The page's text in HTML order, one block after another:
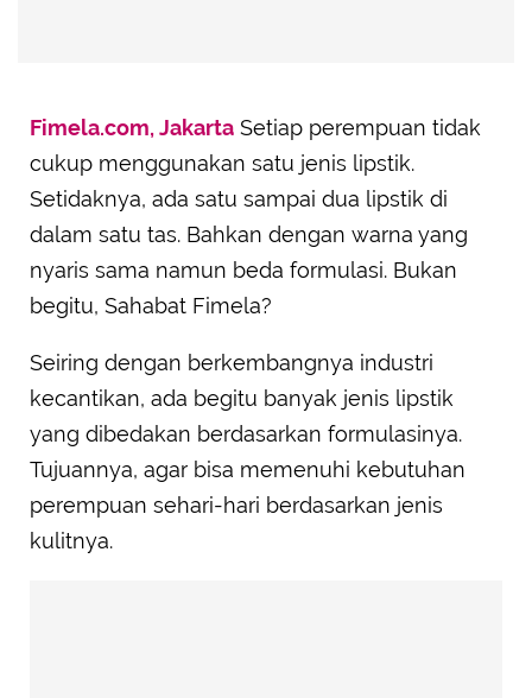
Fimela.com, Jakarta Setiap perempuan tidak
cukup menggunakan satu jenis lipstik.
Setidaknya, ada satu sampai dua lipstik di
dalam satu tas. Bahkan dengan warna yang
nyaris sama namun beda formulasi. Bukan
begitu, Sahabat Fimela?
Seiring dengan berkembangnya industri
kecantikan, ada begitu banyak jenis lipstik
yang dibedakan berdasarkan formulasinya.
Tujuannya, agar bisa memenuhi kebutuhan
perempuan sehari-hari berdasarkan jenis
kulitnya.